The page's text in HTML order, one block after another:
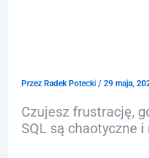
Przez Radek Potecki / 29 maja,
Czujesz frustrację,
SQL są chaotyczne